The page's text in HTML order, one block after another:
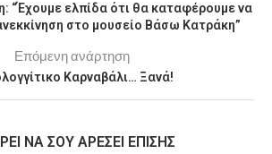
“Έχουμε ελπίδα ότι θα καταφέρουμε να
στο μουσείο Βάσω Κατράκη”
Επόμενη ανάρτηση
Καρναβάλι… Ξανά!
ΝΑ ΣΟΥ ΑΡΈΣΕΙ ΕΠΊΣΗΣ